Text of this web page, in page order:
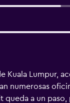
Kuala Lumpur,
numerosas
queda a un paso,